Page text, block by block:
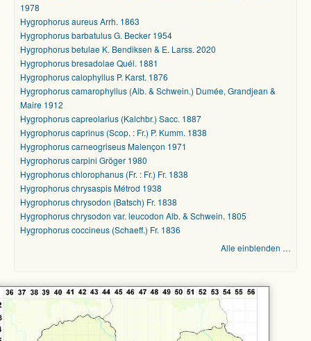
1978
Hygrophorus aureus Arrh. 1863
Hygrophorus barbatulus G. Becker 1954
Hygrophorus betulae K. Bendiksen & E. Larss. 2020
Hygrophorus bresadolae Quél. 1881
Hygrophorus calophyllus P. Karst. 1876
Hygrophorus camarophyllus (Alb. & Schwein.) Dumée, Grandjean &
Maire 1912
Hygrophorus capreolarius (Kalchbr.) Sacc. 1887
Hygrophorus caprinus (Scop. : Fr.) P. Kumm. 1838
Hygrophorus carneogriseus Malençon 1971
Hygrophorus carpini Gröger 1980
Hygrophorus chlorophanus (Fr. : Fr.) Fr. 1838
Hygrophorus chrysaspis Métrod 1938
Hygrophorus chrysodon (Batsch) Fr. 1838
Hygrophorus chrysodon var. leucodon Alb. & Schwein. 1805
Hygrophorus coccineus (Schaeff.) Fr. 1836
Alle einblenden …